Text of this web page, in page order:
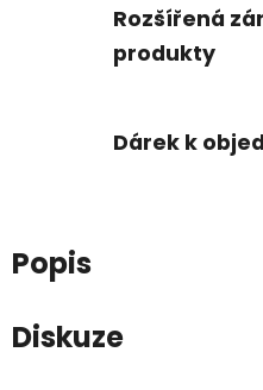
Rozšířená
produkty
Dárek k
Popis
Diskuze